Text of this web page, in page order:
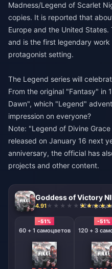
Madness/Legend of Scarlet
copies. It is reported that
Europe and the United
and is the first legendary
protagonist setting.
The Legend series will
From the original "Fantasy" in
Dawn", which "Legend"
impression on everyone?
Note: "Legend of Divine
released on January 16 next
anniversary, the official has
projects and other content.
Goddess of Victory
4.91 924
-51%
60 + 1 самоцветов
-51%
120 + 3